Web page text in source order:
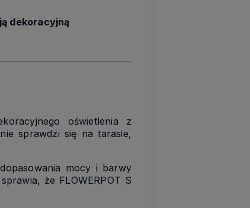
dekoracyjną
oświetlenia z
sprawdzi się na tarasie,
mocy i barwy
że FLOWERPOT S